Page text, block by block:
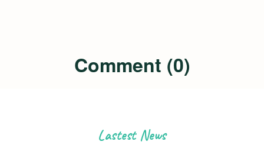
Comment (0)
Lastest News